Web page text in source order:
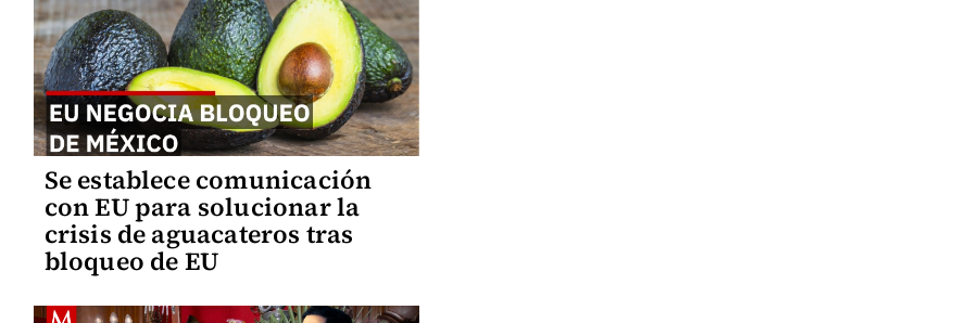
Se establece comunicación
con EU para solucionar la
crisis de aguacateros tras
bloqueo de EU